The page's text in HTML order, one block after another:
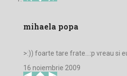
mihaela popa
>:)) foarte tare frate…:p vreau si
16 noiembrie 2009